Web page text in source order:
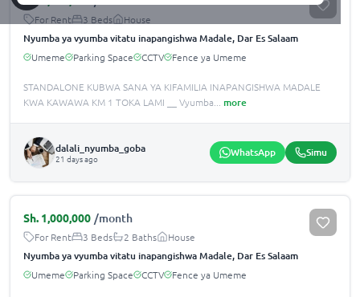
For Rent 3 Beds House
Nyumba ya vyumba vitatu inapangishwa Madale, Dar Es Salaam
Umeme Parking Space CCTV Fence ya Umeme
STANDALONE KUBWA SANA YA KIFAMILIA INAPANGISHWA MADALE
KWA KAWAWA KM 1 TOKA LAMI __ Vyumba
more
dalali_nyumba_goba
21 days ago WhatsApp Simu
Sh. 1,000,000 /month
For Rent 3 Beds 2 Baths House
Nyumba ya vyumba vitatu inapangishwa Madale, Dar Es Salaam
Umeme Parking Space CCTV Fence ya Umeme